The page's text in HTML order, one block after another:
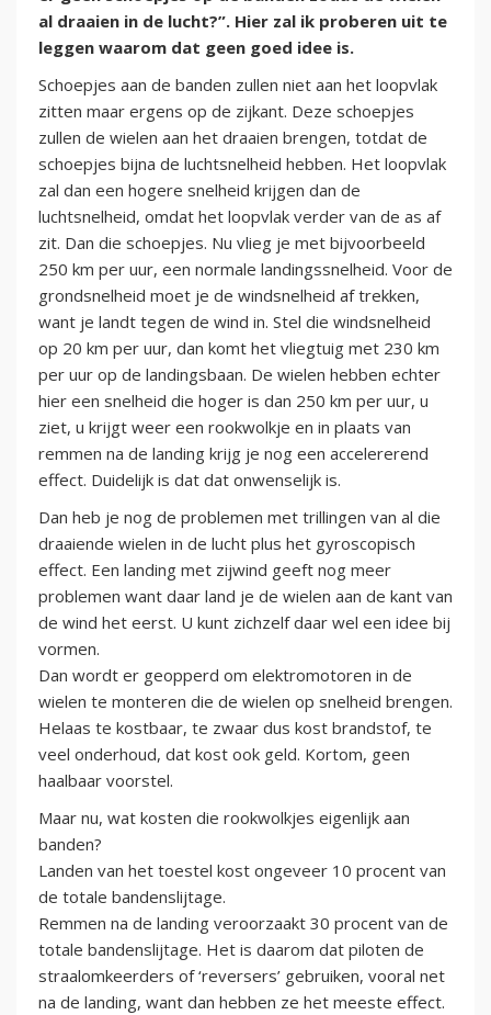
al draaien in de lucht?”. Hier zal ik proberen uit te
leggen waarom dat geen goed idee is.
Schoepjes aan de banden zullen niet aan het loopvlak
zitten maar ergens op de zijkant. Deze schoepjes
zullen de wielen aan het draaien brengen, totdat de
schoepjes bijna de luchtsnelheid hebben. Het loopvlak
zal dan een hogere snelheid krijgen dan de
luchtsnelheid, omdat het loopvlak verder van de as af
zit. Dan die schoepjes. Nu vlieg je met bijvoorbeeld
250 km per uur, een normale landingssnelheid. Voor de
grondsnelheid moet je de windsnelheid af trekken,
want je landt tegen de wind in. Stel die windsnelheid
op 20 km per uur, dan komt het vliegtuig met 230 km
per uur op de landingsbaan. De wielen hebben echter
hier een snelheid die hoger is dan 250 km per uur, u
ziet, u krijgt weer een rookwolkje en in plaats van
remmen na de landing krijg je nog een accelererend
effect. Duidelijk is dat dat onwenselijk is.
Dan heb je nog de problemen met trillingen van al die
draaiende wielen in de lucht plus het gyroscopisch
effect. Een landing met zijwind geeft nog meer
problemen want daar land je de wielen aan de kant van
de wind het eerst. U kunt zichzelf daar wel een idee bij
vormen.
Dan wordt er geopperd om elektromotoren in de
wielen te monteren die de wielen op snelheid brengen.
Helaas te kostbaar, te zwaar dus kost brandstof, te
veel onderhoud, dat kost ook geld. Kortom, geen
haalbaar voorstel.
Maar nu, wat kosten die rookwolkjes eigenlijk aan
banden?
Landen van het toestel kost ongeveer 10 procent van
de totale bandenslijtage.
Remmen na de landing veroorzaakt 30 procent van de
totale bandenslijtage. Het is daarom dat piloten de
straalomkeerders of ‘reversers’ gebruiken, vooral net
na de landing, want dan hebben ze het meeste effect.